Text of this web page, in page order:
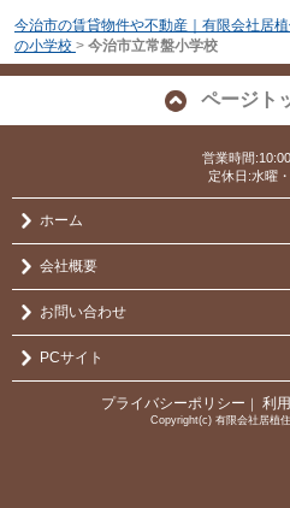
今治市の賃貸物件や不動産｜有限会社居
の小学校 > 今治市立常盤小学校
ページト
営業時間
定休日:水曜
ホーム
会社概要
お問い合わせ
PCサイト
プライバシーポリシー ｜ 利
Copyright(c) 有限会社居植